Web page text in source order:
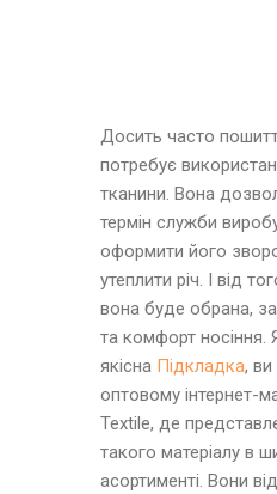
Досить часто
потребує
тканини. Вона
термін служби
оформити його
утеплити річ. І від
вона буде обрана,
та комфорт
якісна Підкладка, ви
оптовому інтернет-
Textile, де
такого матеріалу в
асортименті. Вони